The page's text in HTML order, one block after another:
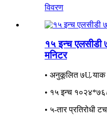
विवरण
१५ इन्च एलसीडी
मनिटर
• अनुकूलित ७U र्‍याक
• १५ इन्च
• ५-तार प्रतिरोधी